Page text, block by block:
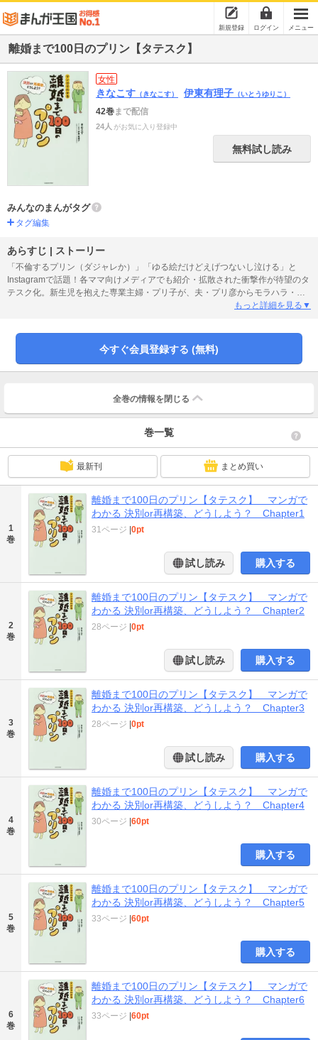
新規登録 ログイン メニュー
離婚まで100日のプリン【タテスク】
女性
きなこす （きなこす） 伊東有理子 （いとうゆりこ）
42巻まで配信
24人 がお気に入り登録中
無料試し読み
みんなのまんがタグ
タグ編集
あらすじ | ストーリー
「不倫するプリン（ダジャレか）」「ゆる絵だけどえげつないし泣ける」と
Instagramで話題！各ママ向けメディアでも紹介・拡散された衝撃作が待望のタ
テスク化。新生児を抱えた専業主婦・プリ子が、夫・プリ彦からモラハラ・
DV・不倫のフルコースを食らい、離婚するまでの100日間の軌跡。もっと詳細を見る▼
今すぐ会員登録する (無料)
全巻の情報を 閉じる
巻一覧
最新刊 まとめ買い
1
巻
離婚まで100日のプリン【タテスク】 マンガで
わかる 決別or再構築、どうしよう？ Chapter1
31ページ 0pt
試し読み 購入する
2
巻
離婚まで100日のプリン【タテスク】 マンガで
わかる 決別or再構築、どうしよう？ Chapter2
28ページ 0pt
試し読み 購入する
3
巻
離婚まで100日のプリン【タテスク】 マンガで
わかる 決別or再構築、どうしよう？ Chapter3
28ページ 0pt
試し読み 購入する
4
巻
離婚まで100日のプリン【タテスク】 マンガで
わかる 決別or再構築、どうしよう？ Chapter4
30ページ 60pt
購入する
5
巻
離婚まで100日のプリン【タテスク】 マンガで
わかる 決別or再構築、どうしよう？ Chapter5
33ページ 60pt
購入する
6
巻
離婚まで100日のプリン【タテスク】 マンガで
わかる 決別or再構築、どうしよう？ Chapter6
33ページ 60pt